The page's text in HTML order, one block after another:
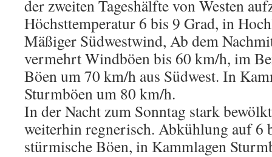
der zweiten Tageshälfte von Westen
Höchsttemperatur 6 bis 9 Grad, in
Mäßiger Südwestwind, Ab dem
vermehrt Windböen bis 60 km/h, im
Böen um 70 km/h aus Südwest. In
Sturmböen um 80 km/h.
In der Nacht zum Sonntag stark
weiterhin regnerisch. Abkühlung auf 6
stürmische Böen, in Kammlagen